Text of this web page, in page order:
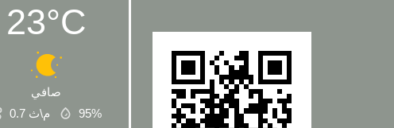
23°C
صافي
0.7 م\ث
95%